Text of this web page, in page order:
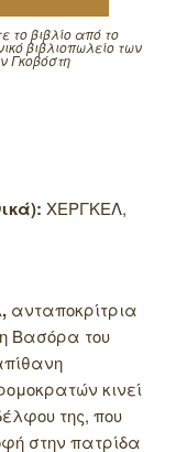
το βιβλίο από το
βιβλιοπωλείο των
Γκοβόστη
ΧΕΡΓΚΕΛ,
ανταποκρίτρια
Βασόρα του
κινεί
της, που
στην πατρίδα